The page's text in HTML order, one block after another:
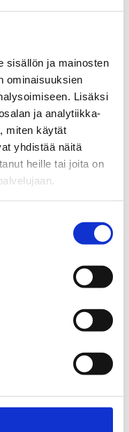
sisällön ja mainosten
ominaisuuksien
Lisäksi
ja analytiikka-
miten käytät
yhdistää näitä
heille tai joita on
p. 0400 – 815 527
Email this Page
ajankohtaiset